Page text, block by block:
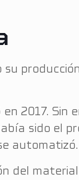
2017. Sin
sido el
automatizó.
del